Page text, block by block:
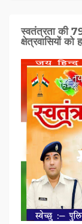
स्वतंत्रता की
क्षेत्रवासियों को